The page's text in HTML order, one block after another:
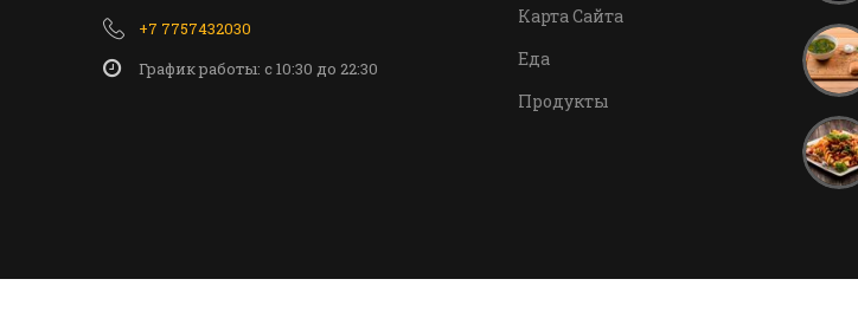
+7 7757432030
График работы: c 10:30 до 22:30
Карта Сайта
Еда
Продукты